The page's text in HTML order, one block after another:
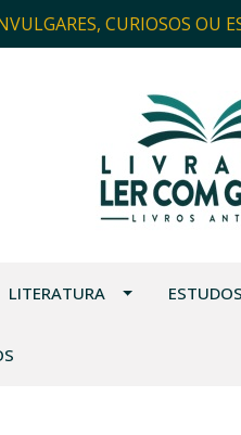
CURIOSOS OU
LITERATURA